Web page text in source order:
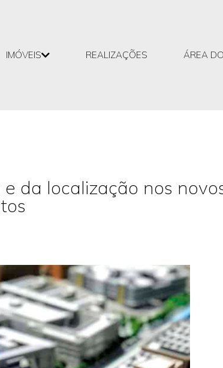
IMÓVEIS REALIZAÇÕES ÁREA
da localização nos